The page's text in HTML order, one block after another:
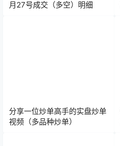
月27号成交（多空）明细
分享一位炒单高手的实盘炒单
视频（多品种炒单）